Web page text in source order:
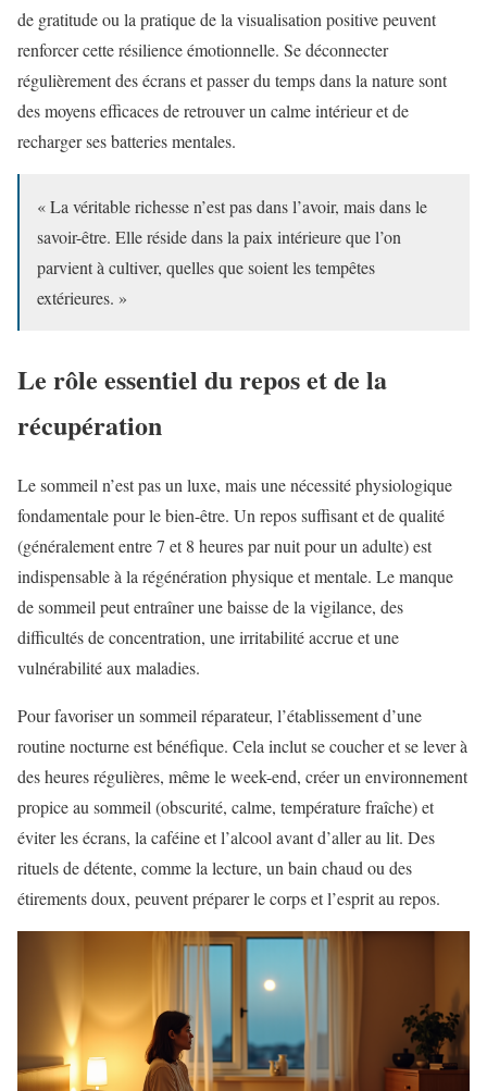
de gratitude ou la pratique de la visualisation positive peuvent
renforcer cette résilience émotionnelle. Se déconnecter
régulièrement des écrans et passer du temps dans la nature sont
des moyens efficaces de retrouver un calme intérieur et de
recharger ses batteries mentales.
« La véritable richesse n’est pas dans l’avoir, mais dans le
savoir-être. Elle réside dans la paix intérieure que l’on
parvient à cultiver, quelles que soient les tempêtes
extérieures. »
Le rôle essentiel du repos et de la
récupération
Le sommeil n’est pas un luxe, mais une nécessité physiologique
fondamentale pour le bien-être. Un repos suffisant et de qualité
(généralement entre 7 et 8 heures par nuit pour un adulte) est
indispensable à la régénération physique et mentale. Le manque
de sommeil peut entraîner une baisse de la vigilance, des
difficultés de concentration, une irritabilité accrue et une
vulnérabilité aux maladies.
Pour favoriser un sommeil réparateur, l’établissement d’une
routine nocturne est bénéfique. Cela inclut se coucher et se lever à
des heures régulières, même le week-end, créer un environnement
propice au sommeil (obscurité, calme, température fraîche) et
éviter les écrans, la caféine et l’alcool avant d’aller au lit. Des
rituels de détente, comme la lecture, un bain chaud ou des
étirements doux, peuvent préparer le corps et l’esprit au repos.